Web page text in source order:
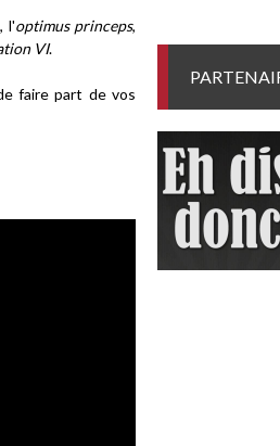
l'optimus princeps,
VI.
faire part de vos